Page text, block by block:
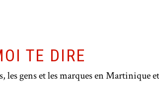
TE DIRE
gens et les marques en Martinique